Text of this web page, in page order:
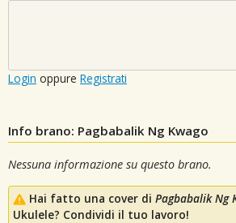
Login oppure Registrati
Info brano: Pagbabalik Ng Kwago
Nessuna informazione su questo brano.
Hai fatto una cover di Pagbabalik Ng
Ukulele? Condividi il tuo lavoro!